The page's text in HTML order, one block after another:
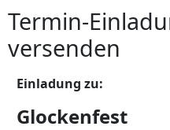
Termin-
versenden
Einladung zu:
Glockenfest